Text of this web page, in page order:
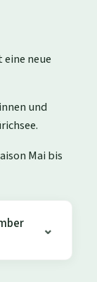
neue
und
Mai bis